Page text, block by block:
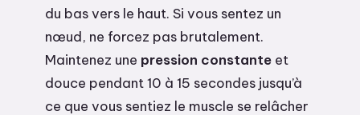
du bas vers le haut. Si vous sentez un
nœud, ne forcez pas brutalement.
Maintenez une pression constante et
douce pendant 10 à 15 secondes jusqu’à
ce que vous sentiez le muscle se relâcher